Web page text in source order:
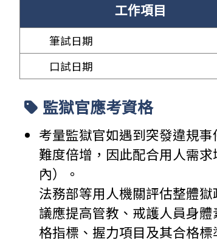
工作項目
筆試日期
口試日期
監獄官應考資格
考量監獄官如遇到突發違規
難度倍增，因此配合用人需
內）。
法務部等用人機關評估整體
議應提高管教、戒護人員身
格指標、握力項目及其合格